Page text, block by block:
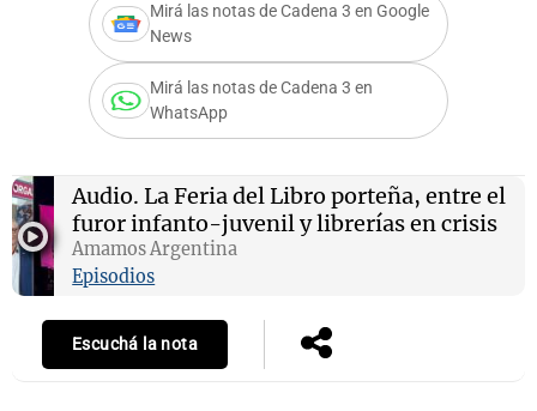
Mirá las notas de Cadena 3 en Google
News
Mirá las notas de Cadena 3 en
WhatsApp
Audio. La Feria del Libro porteña, entre el
furor infanto-juvenil y librerías en crisis
Amamos Argentina
Episodios
Escuchá la nota